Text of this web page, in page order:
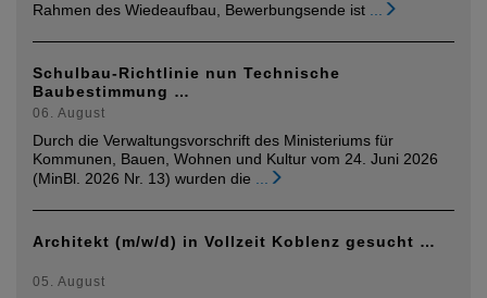
Rahmen des Wiedeaufbau, Bewerbungsende ist
Schulbau-Richtlinie nun Technische
Baubestimmung …
06. August
Durch die Verwaltungsvorschrift des Ministeriums für
Kommunen, Bauen, Wohnen und Kultur vom 24. Juni 2026
(MinBl. 2026 Nr. 13) wurden die
Architekt (m/w/d) in Vollzeit Koblenz gesucht …
05. August